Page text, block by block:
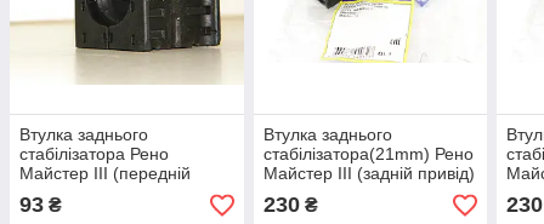
Втулка заднього
стабілізатора Рено
Майстер III (передній
привід) 2010> SASIC
(Франція) 2304037
93 ₴
Втулка заднього
стабілізатора(21mm) Рено
Майстер III (задній привід)
2010>Виробник -
>SASIC(Франція)-2304043
230₴
-
230